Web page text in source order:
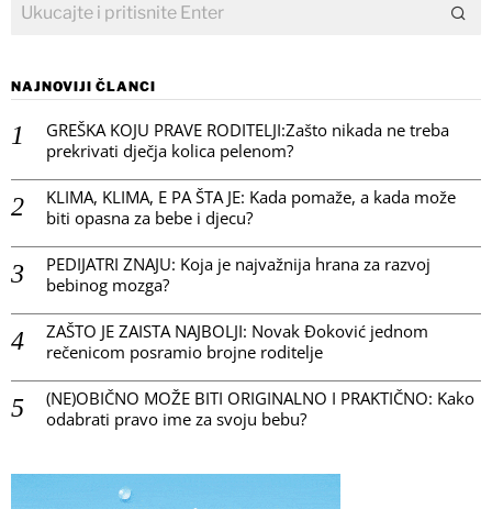
NAJNOVIJI ČLANCI
GREŠKA KOJU PRAVE RODITELJI:Zašto nikada ne treba
prekrivati dječja kolica pelenom?
KLIMA, KLIMA, E PA ŠTA JE: Kada pomaže, a kada može
biti opasna za bebe i djecu?
PEDIJATRI ZNAJU: Koja je najvažnija hrana za razvoj
bebinog mozga?
ZAŠTO JE ZAISTA NAJBOLJI: Novak Đoković jednom
rečenicom posramio brojne roditelje
(NE)OBIČNO MOŽE BITI ORIGINALNO I PRAKTIČNO: Kako
odabrati pravo ime za svoju bebu?